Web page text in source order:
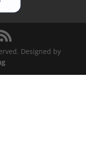
Designed by